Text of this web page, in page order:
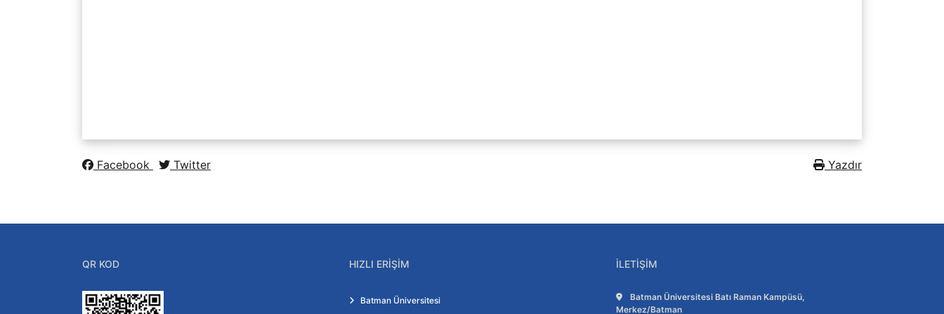
Facebook Twitter Yazdır
QR KOD HIZLI ERIŞIM
Batman Üniversitesi
İLETIŞIM
Adres:
Batman Üniversitesi Batı Raman Kampüsü,
Merkez/Batman